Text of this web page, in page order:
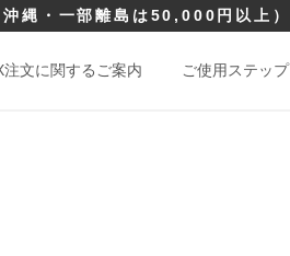
沖縄・一部離島は50,000円以上）
注文に関するご案内 ご使用ステップ